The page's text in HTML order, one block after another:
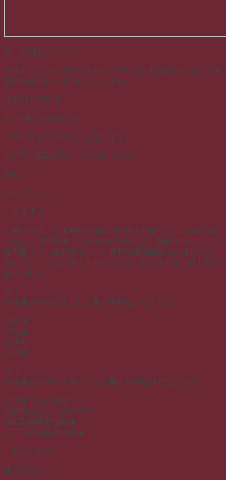
今、31日の04:09です。
予定では、30日までに終わらせていなければいけなかった各
論10章が終わってなかったのよー
大晦日と元旦は
8章の整形外科疾患を
パラパラと仕上げたいと思います。
9,10章は循環器系だったのよー(つд`)
難しいの。
ややこしいの。
いきますよ。
78歳の女性。大腿骨頸部骨折の術後3日間ベッド上安静であ
ったが、突然胸痛、呼吸困難が出現した。胸部単純エックス
線写真でうっ血所見はなく、肺野の透過性増大が見られた。
血清クレアチニンキナーゼ値は正常、D－ダイマー値上昇が
認められた。
問Ⅰ
本疾患の危険因子として最も重要なのはどれか。
①脱水
②貧血
③運動
④徐脈
問Ⅱ
本疾患の発症を予測するのに最も有用な検査はどれか。
①ホルター心電図
②負荷心筋シンチグラフィ
③頸動脈超音波検査
④下肢静脈超音波検査
…わかんねー
誰がわかるの？